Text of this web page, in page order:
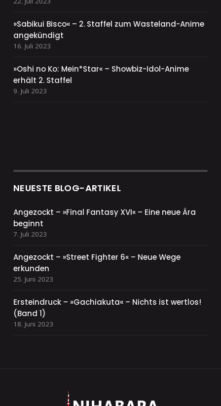
»Sabikui Bisco« – 2. Staffel zum Wasteland-Anime
angekündigt
16. Juli 2023
»Oshi no Ko: Mein*Star« – Showbiz-Idol-Anime
erhält 2. Staffel
9. Juli 2023
NEUESTE BLOG-ARTIKEL
Angezockt – »Final Fantasy XVI« – Eine neue Ära
beginnt
7. Juli 2023
Angezockt – »Street Fighter 6« – Neue Wege
erkunden
25. Juni 2023
Ersteindruck – »Gachiakuta« – Nichts ist wertlos!
(Band 1)
18. Juni 2023